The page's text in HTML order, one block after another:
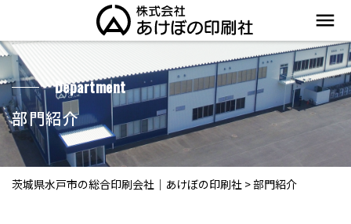
menu
Department
部門紹介
茨城県水戸市の総合印刷会社｜あけぼの印刷社 >部門紹介